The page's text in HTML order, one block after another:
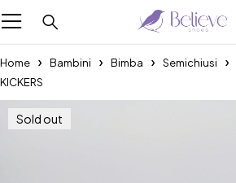
Home Bambini Bimba Semichiusi
KICKERS
Sold out